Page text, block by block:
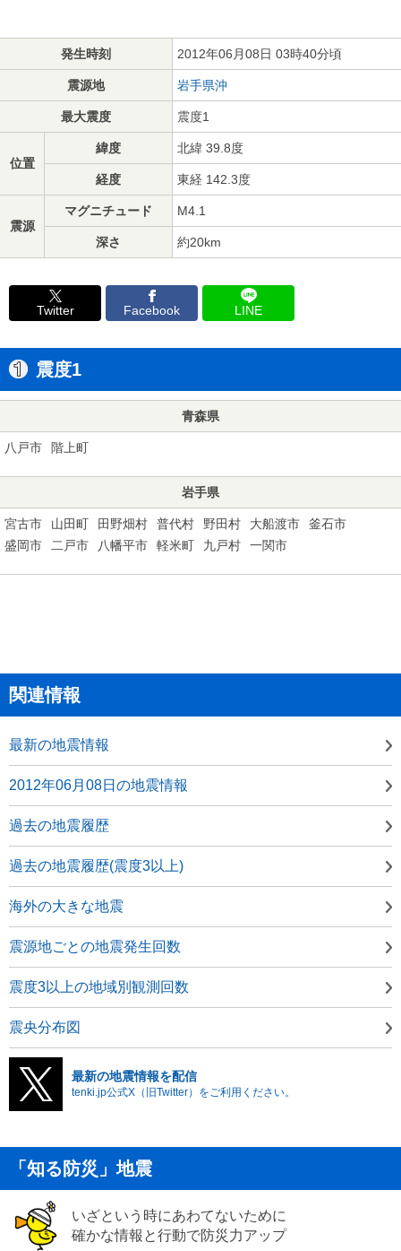
発生時刻 2012年06月08日 03時40分頃
震源地 岩手県沖
最大震度 震度1
位置
緯度 北緯 39.8度
経度 東経 142.3度
震源
マグニチュード M4.1
深さ 約20km
Twitter Facebook LINE
震度1
青森県
八戸市 階上町
岩手県
宮古市 山田町 田野畑村 普代村 野田村 大船渡市
釜石市
盛岡市
二戸市 八幡平市 軽米町 九戸村 一関市
関連情報
最新の地震情報
2012年06月08日の地震情報
過去の地震履歴
過去の地震履歴(震度3以上)
海外の大きな地震
震源地ごとの地震発生回数
震度3以上の地域別観測回数
震央分布図
最新の地震情報を配信
tenki.jp公式X（旧Twitter）をご利用ください。
「知る防災」地震
いざという時にあわてないために
確かな情報と行動で防災力アップ